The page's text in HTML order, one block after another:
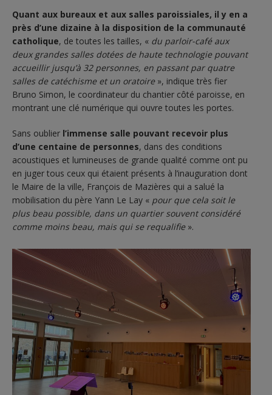
Quant aux bureaux et aux salles paroissiales, il y en a
près d’une dizaine à la disposition de la communauté
catholique, de toutes les tailles, « du parloir-café aux
deux grandes salles dotées de haute technologie pouvant
accueillir jusqu’à 32 personnes, en passant par quatre
salles de catéchisme et un oratoire », indique très fier
Bruno Simon, le coordinateur du chantier côté paroisse, en
montrant une clé numérique qui ouvre toutes les portes.
Sans oublier l’immense salle pouvant recevoir plus
d’une centaine de personnes, dans des conditions
acoustiques et lumineuses de grande qualité comme ont pu
en juger tous ceux qui étaient présents à l’inauguration dont
le Maire de la ville, François de Mazières qui a salué la
mobilisation du père Yann Le Lay « pour que cela soit le
plus beau possible, dans un quartier souvent considéré
comme moins beau, mais qui se requalifie».